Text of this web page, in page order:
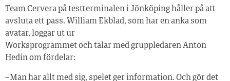
Team Cervera på testterminalen i Jönköping håller på att
avsluta ett pass. William Ekblad, som har en anka som
avatar, loggar ut ur
Worksprogrammet och talar med gruppledaren Anton
Hedin om fördelar:
– Man har allt med sig, spelet ger information. Och gör det